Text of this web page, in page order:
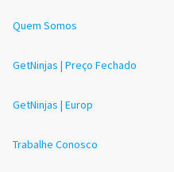
Quem Somos
GetNinjas | Preço Fechado
GetNinjas | Europ
Trabalhe Conosco